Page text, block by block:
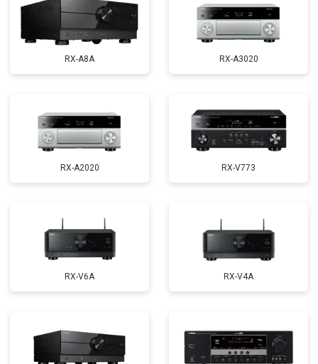
RX-A8A RX-A3020
RX-A2020 RX-V773
RX-V6A RX-V4A